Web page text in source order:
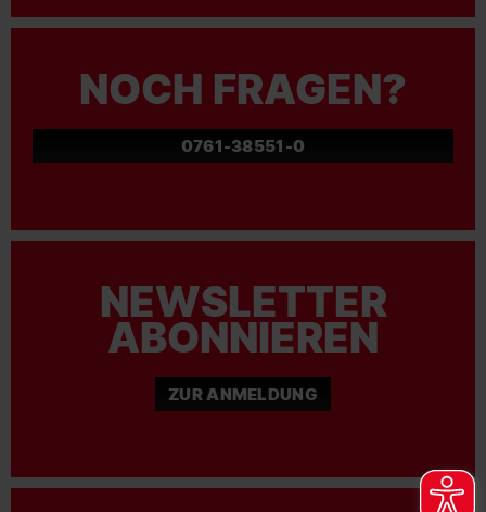
NOCH FRAGEN?
0761-38551-0
NEWSLETTER
ABONNIEREN
ZUR ANMELDUNG